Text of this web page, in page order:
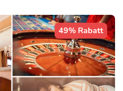
49% Rabatt